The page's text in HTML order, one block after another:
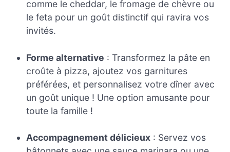
comme le cheddar, le fromage de chèvre ou
le feta pour un goût distinctif qui ravira vos
invités.
Forme alternative : Transformez la pâte en
croûte à pizza, ajoutez vos garnitures
préférées, et personnalisez votre dîner avec
un goût unique ! Une option amusante pour
toute la famille !
Accompagnement délicieux : Servez vos